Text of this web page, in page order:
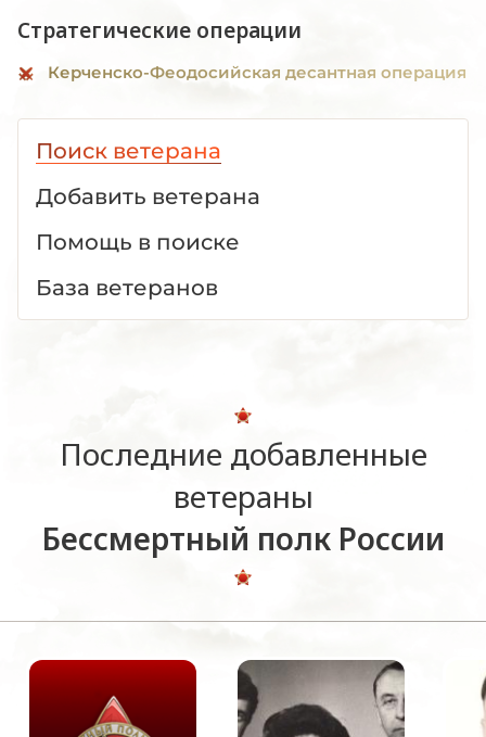
Стратегические операции
Керченско-Феодосийская десантная операция
Поиск ветерана
Добавить ветерана
Помощь в поиске
База ветеранов
Последние добавленные
ветераны
Бессмертный полк России